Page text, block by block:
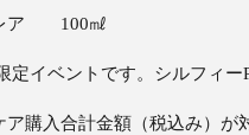
㎖
ントです。シルフィー
購入合計金額（税込み）が